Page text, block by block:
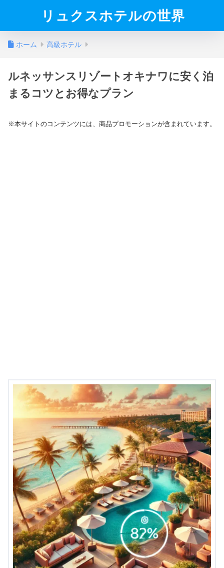
リュクスホテルの世界
ホーム 高級ホテル
ルネッサンスリゾートオキナワに安く泊
まるコツとお得なプラン
※本サイトのコンテンツには、商品プロモーションが含まれています。